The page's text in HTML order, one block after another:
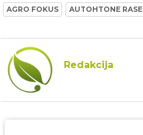
AGRO FOKUS AUTOHTONE RASE
Redakcija